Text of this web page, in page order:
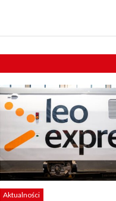
Aktualności